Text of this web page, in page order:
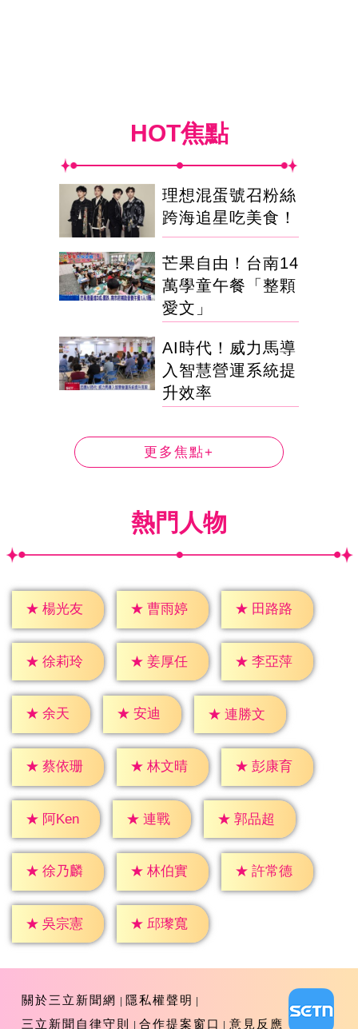
HOT焦點
理想混蛋號召粉絲
跨海追星吃美食！
芒果自由！台南14
萬學童午餐「整顆
愛文」
AI時代！威力馬導
入智慧營運系統提
升效率
更多焦點+
熱門人物
★ 楊光友 ★ 曹雨婷 ★ 田路路
★ 徐莉玲 ★ 姜厚任 ★ 李亞萍
★ 余天 ★ 安迪 ★ 連勝文
★ 蔡依珊 ★ 林文晴 ★ 彭康育
★ 阿Ken ★ 連戰 ★ 郭品超
★ 徐乃麟 ★ 林伯實 ★ 許常德
★ 吳宗憲 ★ 邱瓈寬
關於三立新聞網
隱私權聲明
三立新聞自律守則
合作提案窗口 意見反應